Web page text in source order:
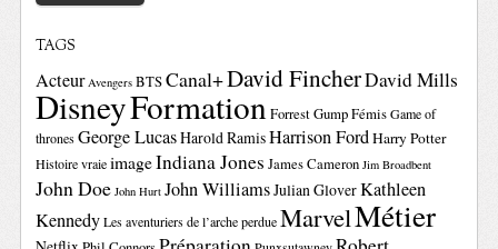
TAGS
Acteur Avengers BTSCanal+David FincherDavid Mills
DisneyFormation Forrest GumpFémis Game of
thrones George LucasHarold RamisHarrison FordHarry Potter
Histoire vraie imageIndiana Jones James Cameron Jim Broadbent
John Doe John Hurt John WilliamsJulian GloverKathleen
Kennedy Les aventuriers de l’arche perdue MarvelMétier